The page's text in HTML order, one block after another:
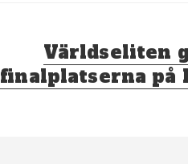
Nästa
inlägg:
Världseliten
finalplatserna på